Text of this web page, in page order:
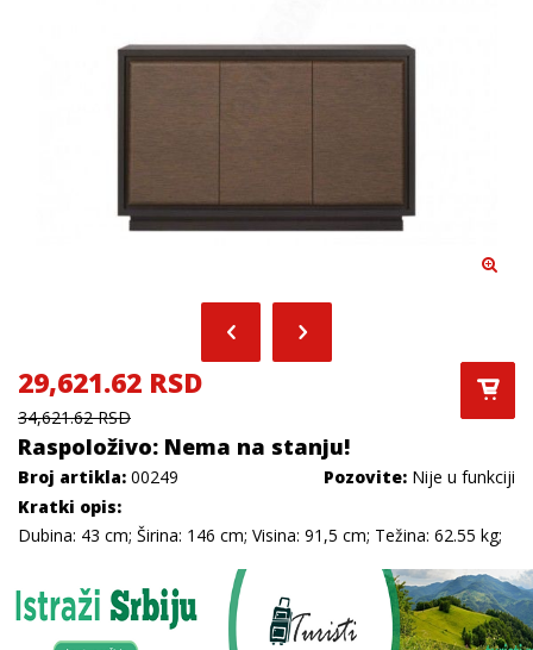
29,621.62 RSD
34,621.62 RSD
Raspoloživo: Nema na stanju!
Broj artikla: 00249 Pozovite: Nije u funkciji
Kratki opis:
Dubina: 43 cm; Širina: 146 cm; Visina: 91,5 cm; Težina: 62.55 kg;